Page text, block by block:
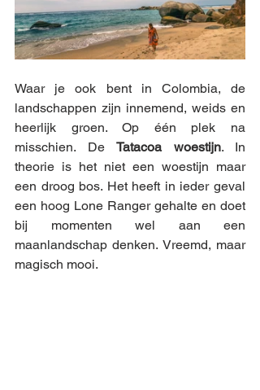
Waar je ook bent in Colombia, de
landschappen zijn innemend, weids en
heerlijk groen. Op één plek na
misschien. De Tatacoa woestijn. In
theorie is het niet een woestijn maar
een droog bos. Het heeft in ieder geval
een hoog Lone Ranger gehalte en doet
bij momenten wel aan een
maanlandschap denken. Vreemd, maar
magisch mooi.